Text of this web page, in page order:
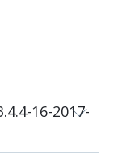
16-2017-